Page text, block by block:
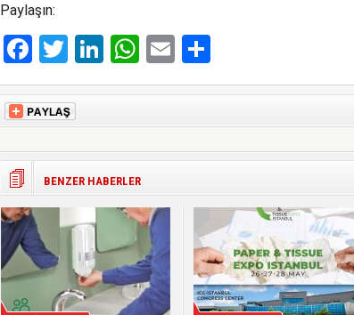
Paylaşın:
Facebook
Twitter
LinkedIn
WhatsApp
EmailShare
BENZER HABERLER